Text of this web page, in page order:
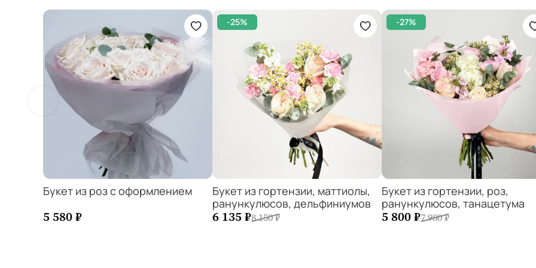
−
Букет из роз с оформлением
5 580 ₽
-25%
− 1 +
Букет из гортензии, маттиолы,
ранункулюсов, дельфиниумов
6 135 ₽8 150 ₽
-27%
− 1 +
Букет из гортензии, роз,
ранункулюсов, танацетума
5 800 ₽7 980 ₽